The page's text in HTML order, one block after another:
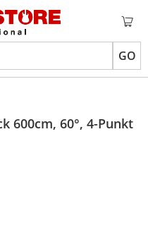
GO
600cm, 60°, 4-Punkt